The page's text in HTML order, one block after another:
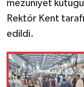
mezuniyet
Rektör Kent
edildi.